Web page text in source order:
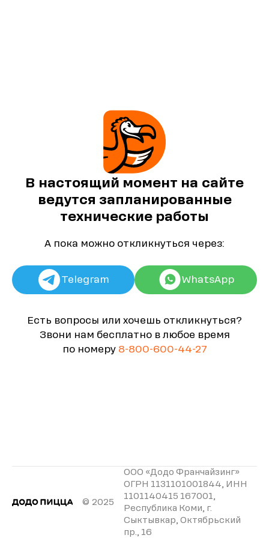
В настоящий момент на сайте
ведутся запланированные
технические работы
А пока можно откликнуться через:
Telegram WhatsApp
Есть вопросы или хочешь откликнуться?
Звони нам бесплатно в любое время
по номеру 8-800-600-44-27
© 2025
ООО «Додо Франчайзинг»
ОГРН 1131101001844, ИНН
1101140415 167001,
Республика Коми, г.
Сыктывкар, Октябрьский
пр., 16